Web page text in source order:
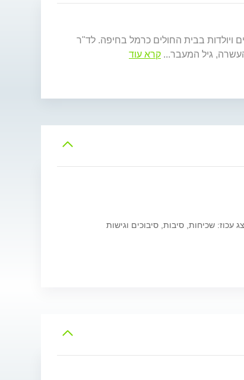
ויולדות בבית החולים כרמל בחיפה. לד"ר
העשרה, גיל המעבר... קרא עוד
עכוז: שכיחות, סיבות, סיבוכים וגישות